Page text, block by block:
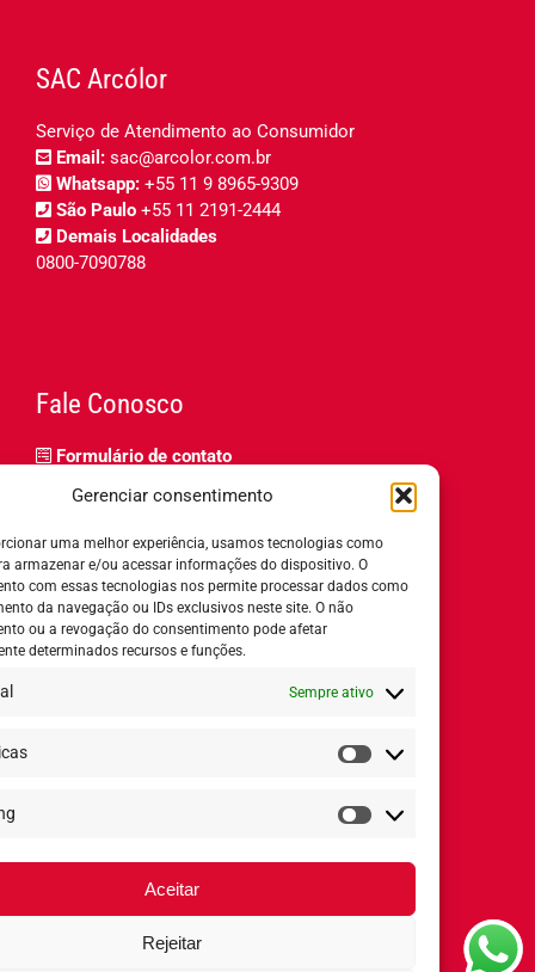
Gerenciar consentimento
uma melhor experiência, usamos tecnologias como
armazenar e/ou acessar informações do dispositivo. O
com essas tecnologias nos permite processar dados como
da navegação ou IDs exclusivos neste site. O não
ou a revogação do consentimento pode afetar
determinados recursos e funções.
Sempre ativo
Estatísticas
Marketing
Aceitar
Rejeitar
SAC Arcólor
Serviço de Atendimento ao Consumidor
Email: sac@arcolor.com.br
Whatsapp: +55 11 9 8965-9309
São Paulo +55 11 2191-2444
Demais Localidades
0800-7090788
Fale Conosco
Formulário de contato
Horário de Atendimento:
8h ás 18h